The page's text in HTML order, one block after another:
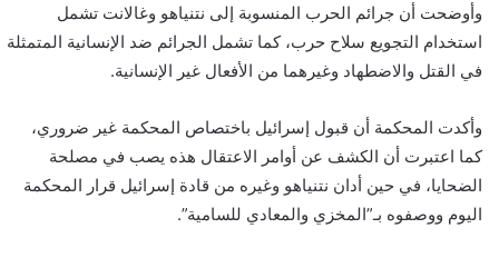
وأوضحت أن جرائم الحرب المنسوبة إلى نتنياهو وغالانت تشمل
استخدام التجويع سلاح حرب، كما تشمل الجرائم ضد الإنسانية المتمثلة
في القتل والاضطهاد وغيرهما من الأفعال غير الإنسانية.
وأكدت المحكمة أن قبول إسرائيل باختصاص المحكمة غير ضروري،
كما اعتبرت أن الكشف عن أوامر الاعتقال هذه يصب في مصلحة
الضحايا، في حين أدان نتنياهو وغيره من قادة إسرائيل قرار المحكمة
اليوم ووصفوه بـ”المخزي والمعادي للسامية”.